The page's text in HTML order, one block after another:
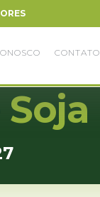
CONTATO
Soja